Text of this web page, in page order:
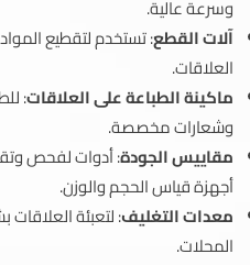
وسرعة عالية.
آلات القطع: تستخدم لتقطيع المواد
العلاقات.
ماكينة الطباعة على العلاقات:
وشعارات مخصصة.
مقاييس الجودة: أدوات لفحص
أجهزة قياس الحجم والوزن.
معدات التغليف: لتعبئة
المحلات.